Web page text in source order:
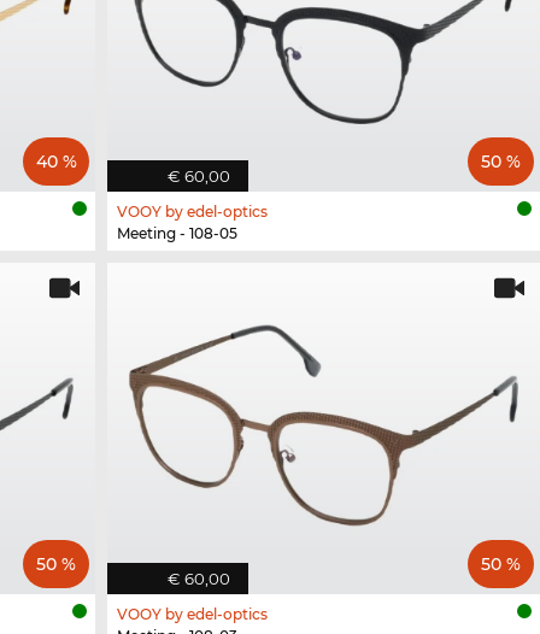
40 %
€ 60,00
50 %
VOOY by edel-optics
Meeting - 108-05
50 %
€ 60,00
50 %
VOOY by edel-optics